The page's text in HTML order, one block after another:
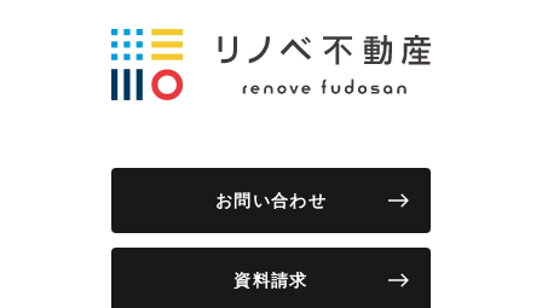
お問い合わせ
資料請求